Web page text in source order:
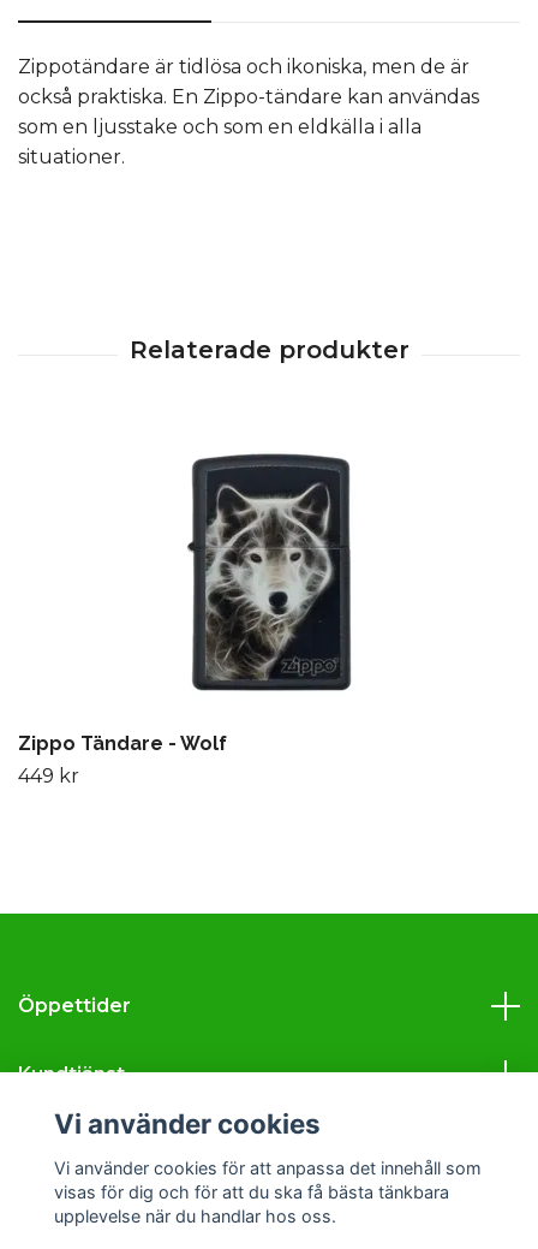
Zippotändare är tidlösa och ikoniska, men de är
också praktiska. En Zippo-tändare kan användas
som en ljusstake och som en eldkälla i alla
situationer.
Zippo Tändare - Wolf
449 kr
Öppettider
Kundtjänst
Läs mer
Sociala medier
Vi använder cookies
Vi använder cookies för att anpassa det innehåll som
visas för dig och för att du ska få bästa tänkbara
upplevelse när du handlar hos oss.